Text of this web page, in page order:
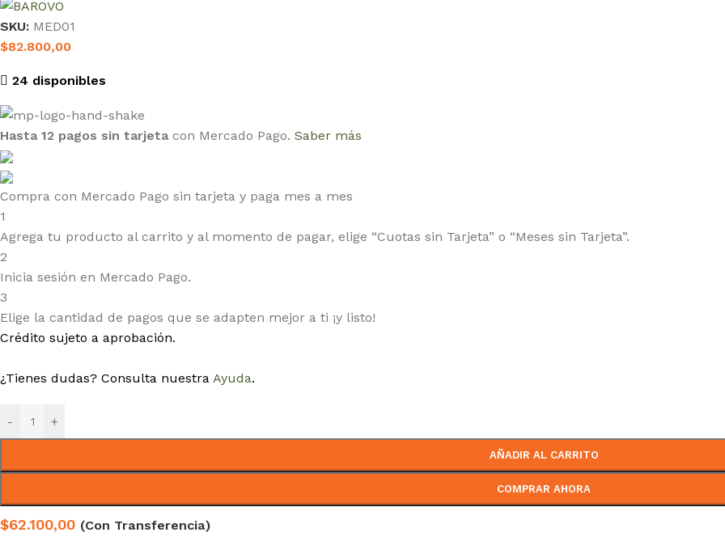
SKU: MED01
$82.800,00
24 disponibles
Hasta 12 pagos sin tarjeta con Mercado Pago. Saber más
Compra con Mercado Pago sin tarjeta y paga mes a mes
1
Agrega tu producto al carrito y al momento de pagar, elige “Cuotas sin Tarjeta” o “Meses sin Tarjeta”.
2
Inicia sesión en Mercado Pago.
3
Elige la cantidad de pagos que se adapten mejor a ti ¡y listo!
Crédito sujeto a aprobación.
¿Tienes dudas? Consulta nuestra Ayuda.
- +
AÑADIR AL CARRITO
COMPRAR AHORA
$62.100,00 (Con Transferencia)